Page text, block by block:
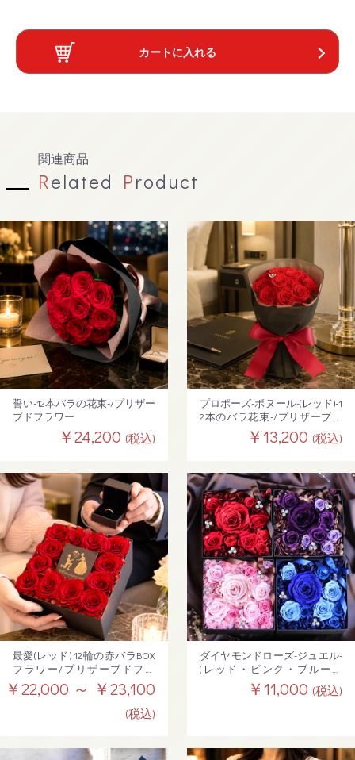
カートに入れる
関連商品
Related Product
誓い-12本バラの花束-/プリザー
ブドフラワー
￥24,200 (税込)
プロポーズ-ボヌール-(レッド)-1
2本のバラ花束-/プリザーブド
￥13,200 (税込)
最愛(レッド) 12輪の赤バラBOX
フラワー/プリザーブドフラ
ワー【送料無料】
￥22,000 ～ ￥23,100
(税込)
ダイヤモンドローズ-ジュエル-
(レッド・ピンク・ブルー・
パープル) /9輪バラのBOXプリ
ザーブドフラワー
￥11,000 (税込)